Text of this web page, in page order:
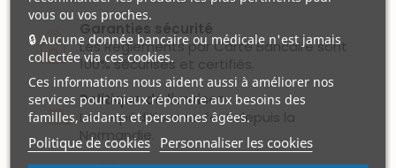
Garanties sécurité
Les Règlements par Carte Bancaire sont
100% sécurisés et certifiés.
Politique de livraison
Les expéditions se font depuis la
Normandie.
vous ou vos proches.
🔒 Aucune donnée bancaire ou médicale n'est jamais
collectée via ces cookies.
Ces informations nous aident aussi à améliorer nos
services pour mieux répondre aux besoins des
familles, aidants et personnes âgées.
Politique de cookies Personnaliser les cookies